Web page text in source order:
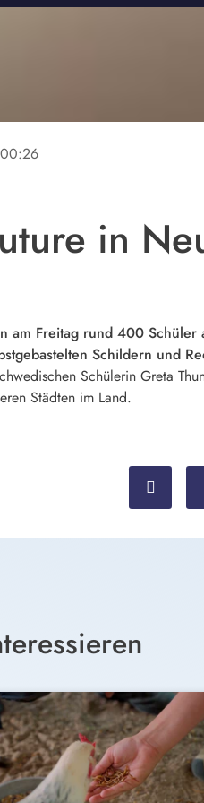
00:26
in
am Freitag rund 400
Schildern und
Schülerin Greta
Städten im Land.